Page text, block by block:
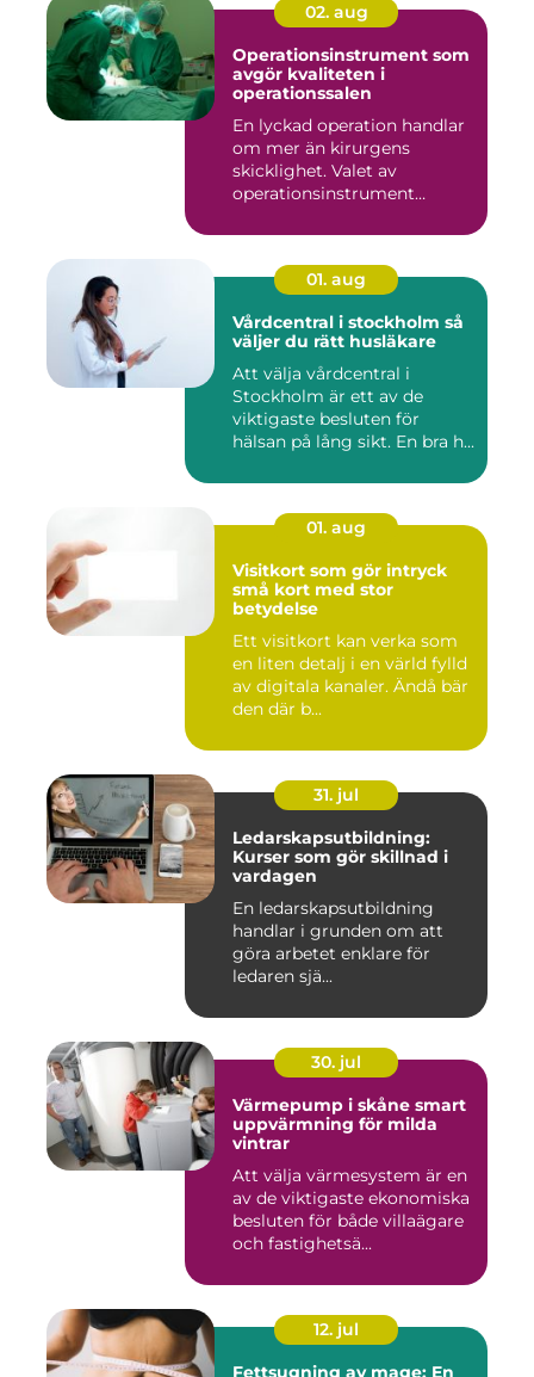
02. aug
Operationsinstrument som
avgör kvaliteten i
operationssalen
En lyckad operation handlar
om mer än kirurgens
skicklighet. Valet av
operationsinstrument
01. aug
Vårdcentral i stockholm så
väljer du rätt husläkare
Att välja vårdcentral i
Stockholm är ett av de
viktigaste besluten för
hälsan på lång sikt. En bra h...
01. aug
Visitkort som gör intryck
små kort med stor
betydelse
Ett visitkort kan verka som
en liten detalj i en värld fylld
av digitala kanaler. Ändå bär
den där b...
31. jul
Ledarskapsutbildning:
Kurser som gör skillnad i
vardagen
En ledarskapsutbildning
handlar i grunden om att
göra arbetet enklare för
ledaren sjä...
30. jul
Värmepump i skåne smart
uppvärmning för milda
vintrar
Att välja värmesystem är en
av de viktigaste ekonomiska
besluten för både villaägare
och fastighetsä...
12. jul
Fettsugning av mage: En